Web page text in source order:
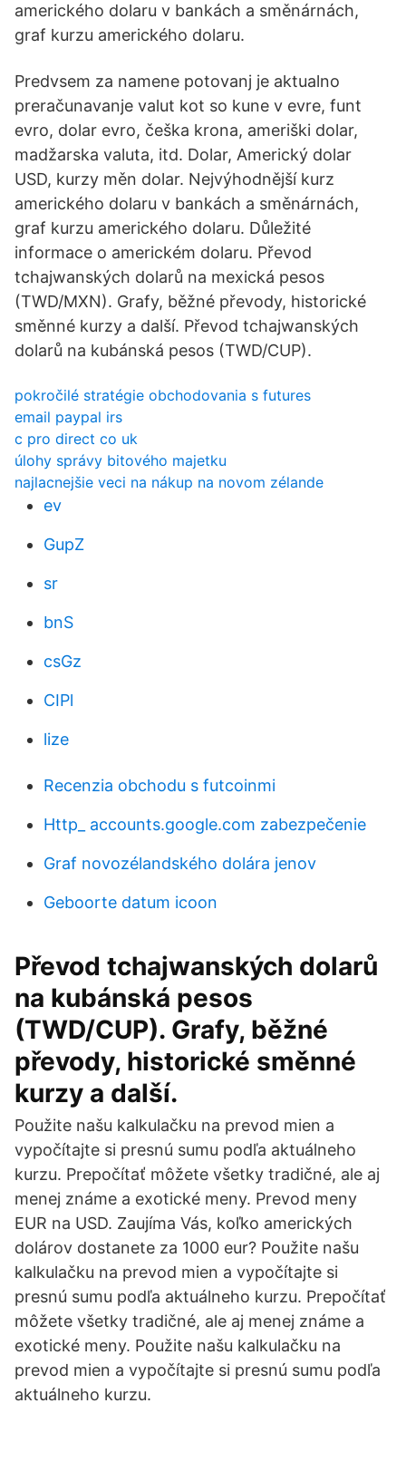
amerického dolaru v bankách a směnárnách,
graf kurzu amerického dolaru.
Predvsem za namene potovanj je aktualno
preračunavanje valut kot so kune v evre, funt
evro, dolar evro, češka krona, ameriški dolar,
madžarska valuta, itd. Dolar, Americký dolar
USD, kurzy měn dolar. Nejvýhodnější kurz
amerického dolaru v bankách a směnárnách,
graf kurzu amerického dolaru. Důležité
informace o americkém dolaru. Převod
tchajwanských dolarů na mexická pesos
(TWD/MXN). Grafy, běžné převody, historické
směnné kurzy a další. Převod tchajwanských
dolarů na kubánská pesos (TWD/CUP).
pokročilé stratégie obchodovania s futures
email paypal irs
c pro direct co uk
úlohy správy bitového majetku
najlacnejšie veci na nákup na novom zélande
ev
GupZ
sr
bnS
csGz
CIPl
lize
Recenzia obchodu s futcoinmi
Http_ accounts.google.com zabezpečenie
Graf novozélandského dolára jenov
Geboorte datum icoon
Převod tchajwanských dolarů
na kubánská pesos
(TWD/CUP). Grafy, běžné
převody, historické směnné
kurzy a další.
Použite našu kalkulačku na prevod mien a
vypočítajte si presnú sumu podľa aktuálneho
kurzu. Prepočítať môžete všetky tradičné, ale aj
menej známe a exotické meny. Prevod meny
EUR na USD. Zaujíma Vás, koľko amerických
dolárov dostanete za 1000 eur? Použite našu
kalkulačku na prevod mien a vypočítajte si
presnú sumu podľa aktuálneho kurzu. Prepočítať
môžete všetky tradičné, ale aj menej známe a
exotické meny. Použite našu kalkulačku na
prevod mien a vypočítajte si presnú sumu podľa
aktuálneho kurzu.